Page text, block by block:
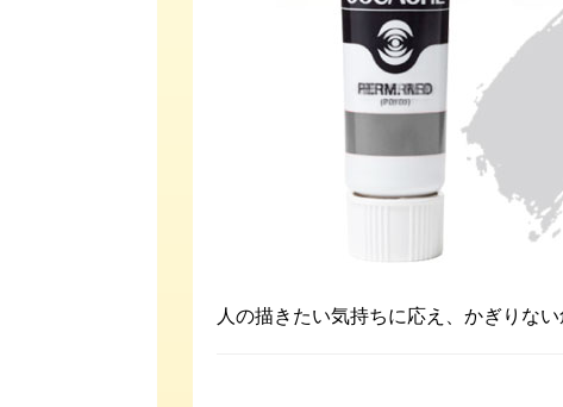
人の描きたい気持ちに応え、かぎりない